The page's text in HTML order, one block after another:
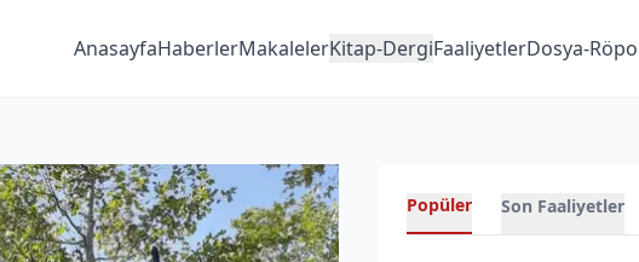
AnasayfaHaberlerMakalelerKitap-DergiFaaliyetlerDosya-
Popüler Son Faaliyetler